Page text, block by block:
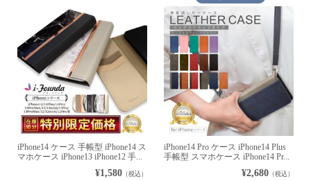
iPhone14 ケース 手帳型 iPhone14 ス
マホケース iPhone13 iPhone12 手...
¥1,580（税込）
iPhone14 Pro ケース iPhone14 Plus
手帳型 スマホケース iPhone14 Pr...
¥2,680 （税込）